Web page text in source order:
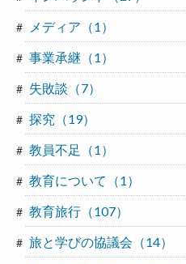
メディア（1）
事業承継（1）
失敗談（7）
探究（19）
教員不足（1）
教育について（1）
教育旅行（107）
旅と学びの協議会（14）